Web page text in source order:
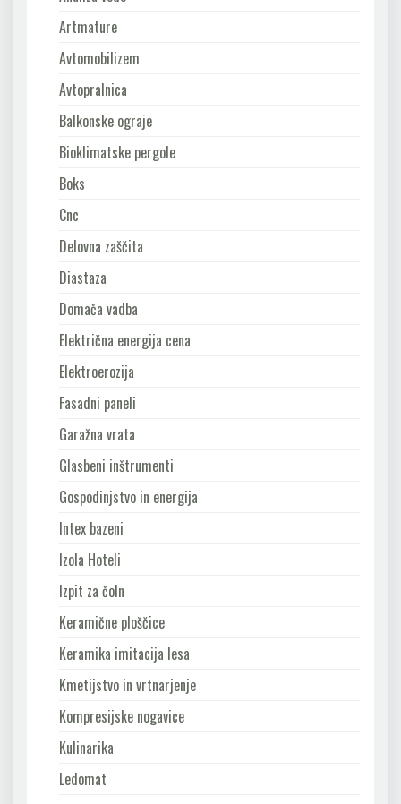
Artmature
Avtomobilizem
Avtopralnica
Balkonske ograje
Bioklimatske pergole
Boks
Cnc
Delovna zaščita
Diastaza
Domača vadba
Električna energija cena
Elektroerozija
Fasadni paneli
Garažna vrata
Glasbeni inštrumenti
Gospodinjstvo in energija
Intex bazeni
Izola Hoteli
Izpit za čoln
Keramične ploščice
Keramika imitacija lesa
Kmetijstvo in vrtnarjenje
Kompresijske nogavice
Kulinarika
Ledomat